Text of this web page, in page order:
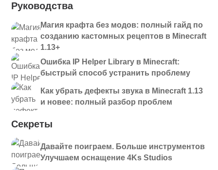
Руководства
Магия крафта без модов: полный гайд по
созданию кастомных рецептов в Minecraft
1.13+
Ошибка IP Helper Library в Minecraft:
быстрый способ устранить проблему
Как убрать дефекты звука в Minecraft 1.13
и новее: полный разбор проблем
Секреты
Давайте поиграем. Больше инструментов
Улучшаем оснащение 4Ks Studios